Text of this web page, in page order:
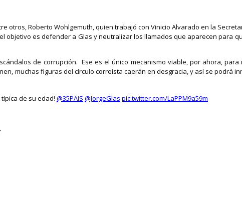
Roberto Wohlgemuth, quien trabajó con Vinicio Alvarado en la
es defender a Glas y neutralizar los llamados que aparecen para
de corrupción. Ese es el único mecanismo viable, por ahora,
muchas figuras del círculo correísta caerán en desgracia, y así se podrá
de su edad! @35PAIS @JorgeGlas pic.twitter.com/LaPPM9a59m